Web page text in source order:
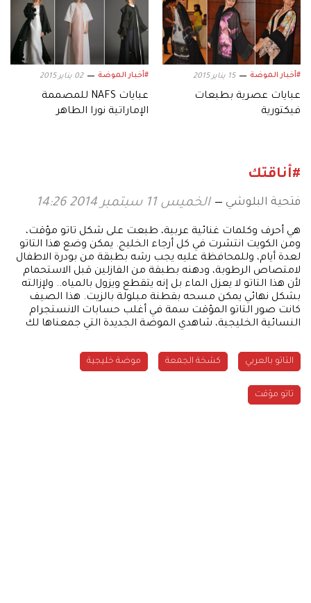
#أخبار الموضة 15 يناير 2015
عبايات عصرية بطبعات
فيكتورية
#أخبار الموضة 02 يناير 2015
عبايات NAFS للمصممة
الإماراتية نورا الطاهر
#أناقتك
فتحية البلوشي الخميس 11 سبتمبر 2014 14:26
هي أحرف وكلمات غنائية عربية، طبعت على شكل تاتو مؤقت،
ومن الكويت انتشرت في كل أرجاء الخليج. يمكن وضع هذا التاتو
لعدة أيام، وللمحافظة عليه يجب رشه بطبقة من بودرة الاطفال
لامتصاص الرطوبة، ودهنه بطبقة من الفازلين قبل الاستحمام
لأن هذا التاتو لا يعزل الماء بل إنه يتقطع ويزول بالمياه.. ولإزالته
بشكل نهائي يمكن مسحه بقطنة مبلولة بالزيت. هذا الصيف
كانت صور التاتو المؤقت سمة في أغلب حسابات الانستجرام
النسائية الخليجية، شاهدي الموضة الجديدة التي جمعناها لك
التاتو بالعربي كشخة الجمعة موضة خليجية
تاتو مؤقت